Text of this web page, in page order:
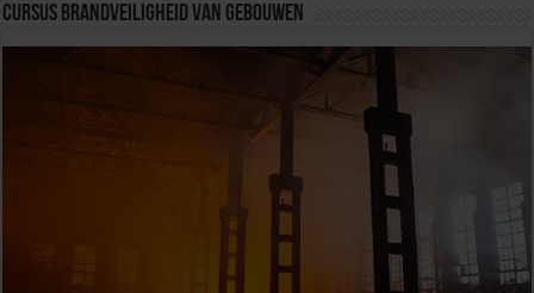
Cursus Brandveiligheid van Gebouwen